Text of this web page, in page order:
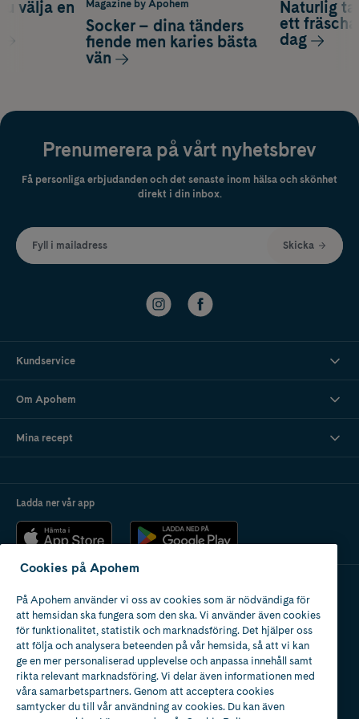
Naturlig
ett
dag
välja en
Magazine by Apohem
Socker – dina tänders
fiende men karies bästa
vän
Prenumerera på vårt nyhetsbrev
Få personliga erbjudanden och det senaste inom hälsa och skönhet
direkt i din inbox.
Fyll i mailadress Skicka
Kundservice
Om Apohem
Mina recept
Ladda ner vår app
Apotek med tillstånd
av Läkemedelsverket
Cookies på Apohem
På Apohem använder vi oss av cookies som är nödvändiga för
att hemsidan ska fungera som den ska. Vi använder även cookies
för funktionalitet, statistik och marknadsföring. Det hjälper oss
att följa och analysera beteenden på vår hemsida, så att vi kan
ge en mer personaliserad upplevelse och anpassa innehåll samt
rikta relevant marknadsföring. Vi delar även informationen med
våra samarbetspartners. Genom att acceptera cookies
samtycker du till vår användning av cookies. Du kan även